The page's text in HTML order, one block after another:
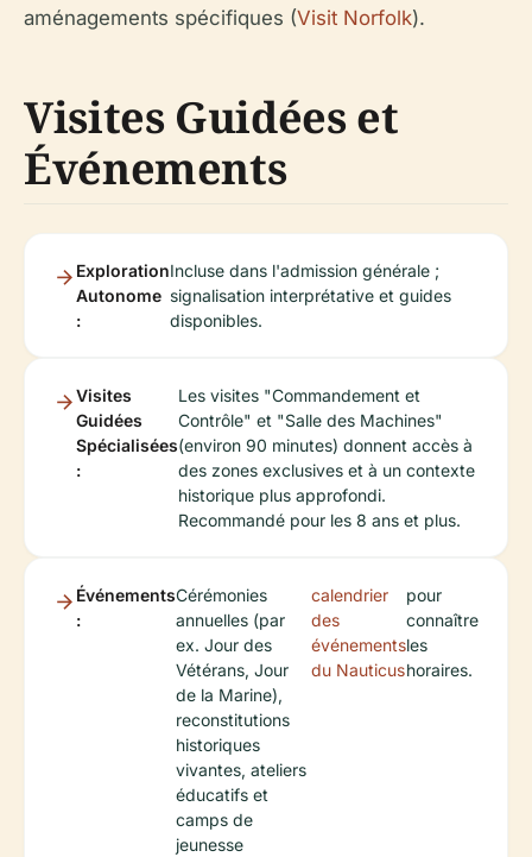
aménagements spécifiques (Visit Norfolk).
Visites Guidées et
Événements
Exploration
Autonome
:
Incluse dans l'admission générale ;
signalisation interprétative et guides
disponibles.
Visites
Guidées
Spécialisées
:
Les visites "Commandement et
Contrôle" et "Salle des Machines"
(environ 90 minutes) donnent accès à
des zones exclusives et à un contexte
historique plus approfondi.
Recommandé pour les 8 ans et plus.
Événements
:
Cérémonies
annuelles (par
ex. Jour des
Vétérans, Jour
de la Marine),
reconstitutions
historiques
vivantes, ateliers
éducatifs et
camps de
jeunesse
calendrier
des
événements
du Nauticus
pour
connaître
les
horaires.